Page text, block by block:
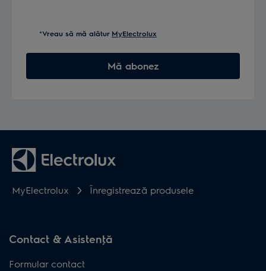
*Vreau să mă alătur MyElectrolux
Mă abonez
MyElectrolux Înregistrează produsele
Contact & Asistenţă
Formular contact